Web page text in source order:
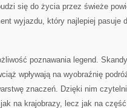
się do życia przez świeże
wyjazdu, który najlepiej pasuje
poznawania legend.
wpływają na wyobraźnię
znaczeń. Dzięki nim
na krajobrazy, lecz jak na